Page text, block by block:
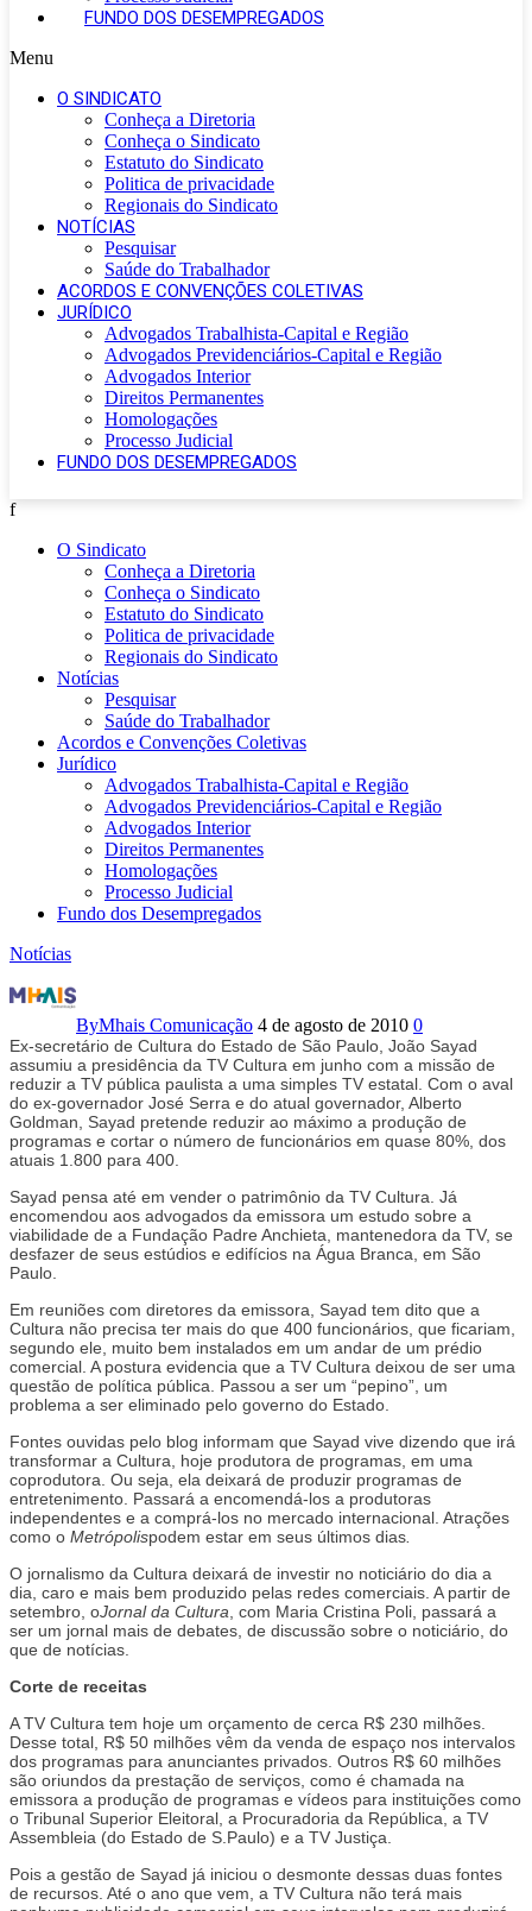
FUNDO DOS DESEMPREGADOS
Menu
O SINDICATO
Conheça a Diretoria
Conheça o Sindicato
Estatuto do Sindicato
Politica de privacidade
Regionais do Sindicato
NOTÍCIAS
Pesquisar
Saúde do Trabalhador
ACORDOS E CONVENÇÕES COLETIVAS
JURÍDICO
Advogados Trabalhista-Capital e Região
Advogados Previdenciários-Capital e Região
Advogados Interior
Direitos Permanentes
Homologações
Processo Judicial
FUNDO DOS DESEMPREGADOS
f
O Sindicato
Conheça a Diretoria
Conheça o Sindicato
Estatuto do Sindicato
Politica de privacidade
Regionais do Sindicato
Notícias
Pesquisar
Saúde do Trabalhador
Acordos e Convenções Coletivas
Jurídico
Advogados Trabalhista-Capital e Região
Advogados Previdenciários-Capital e Região
Advogados Interior
Direitos Permanentes
Homologações
Processo Judicial
Fundo dos Desempregados
Notícias
Bomba:
TV
Cultura
vai
cortar
programas
e
demitir
até
1.400
ByMhais Comunicação 4 de agosto de 2010 0
Ex-secretário de Cultura do Estado de São Paulo, João Sayad
assumiu a presidência da TV Cultura em junho com a missão de
reduzir a TV pública paulista a uma simples TV estatal. Com o aval
do ex-governador José Serra e do atual governador, Alberto
Goldman, Sayad pretende reduzir ao máximo a produção de
programas e cortar o número de funcionários em quase 80%, dos
atuais 1.800 para 400.
Sayad pensa até em vender o patrimônio da TV Cultura. Já
encomendou aos advogados da emissora um estudo sobre a
viabilidade de a Fundação Padre Anchieta, mantenedora da TV, se
desfazer de seus estúdios e edifícios na Água Branca, em São
Paulo.
Em reuniões com diretores da emissora, Sayad tem dito que a
Cultura não precisa ter mais do que 400 funcionários, que ficariam,
segundo ele, muito bem instalados em um andar de um prédio
comercial. A postura evidencia que a TV Cultura deixou de ser uma
questão de política pública. Passou a ser um “pepino”, um
problema a ser eliminado pelo governo do Estado.
Fontes ouvidas pelo blog informam que Sayad vive dizendo que irá
transformar a Cultura, hoje produtora de programas, em uma
coprodutora. Ou seja, ela deixará de produzir programas de
entretenimento. Passará a encomendá-los a produtoras
independentes e a comprá-los no mercado internacional. Atrações
como o Metrópolispodem estar em seus últimos dias
O jornalismo da Cultura deixará de investir no noticiário do dia a
dia, caro e mais bem produzido pelas redes comerciais. A partir de
setembro, oJornal da Cultura , com Maria Cristina Poli, passará a
ser um jornal mais de debates, de discussão sobre o noticiário, do
que de notícias.
Corte de receitas
A TV Cultura tem hoje um orçamento de cerca R$ 230 milhões.
Desse total, R$ 50 milhões vêm da venda de espaço nos intervalos
dos programas para anunciantes privados. Outros R$ 60 milhões
são oriundos da prestação de serviços, como é chamada na
emissora a produção de programas e vídeos para instituições como
o Tribunal Superior Eleitoral, a Procuradoria da República, a TV
Assembleia (do Estado de S.Paulo) e a TV Justiça.
Pois a gestão de Sayad já iniciou o desmonte dessas duas fontes
de recursos. Até o ano que vem, a TV Cultura não terá mais